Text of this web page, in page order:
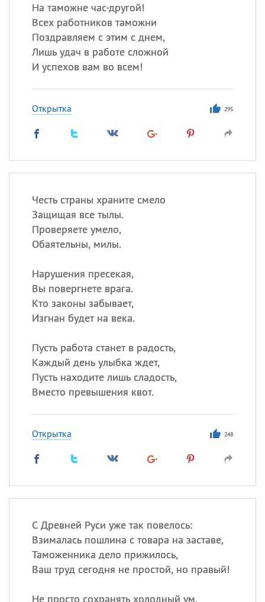
На таможне час-другой!
Всех работников таможни
Поздравляем с этим с днем,
Лишь удач в работе сложной
И успехов вам во всем!
Открытка 295
Честь страны храните смело
Защищая все тылы.
Проверяете умело,
Обаятельны, милы.
Нарушения пресекая,
Вы повергнете врага.
Кто законы забывает,
Изгнан будет на века.
Пусть работа станет в радость,
Каждый день улыбка ждет,
Пусть находите лишь сладость,
Вместо превышения квот.
Открытка 248
С Древней Руси уже так повелось:
Взималась пошлина с товара на заставе,
Таможенника дело прижилось,
Ваш труд сегодня не простой, но правый!
Не просто сохранять холодный ум,